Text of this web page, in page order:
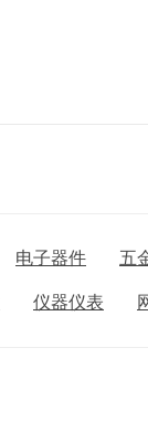
电子器件 五
仪器仪表